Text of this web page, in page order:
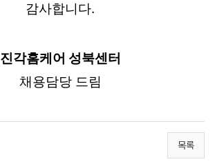
감사합니다.
진각홈케어 성북센터
채용담당 드림
목록